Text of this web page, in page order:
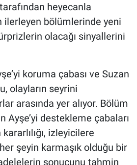
heyecanla
ilerleyen bölümlerinde yeni
olacağı sinyallerini
koruma çabası ve Suzan
olayların seyrini
arasında yer alıyor. Bölüm
Ayşe’yi destekleme çabaları
izleyicilere
şeyin karmaşık olduğu bir
sonucunu tahmin